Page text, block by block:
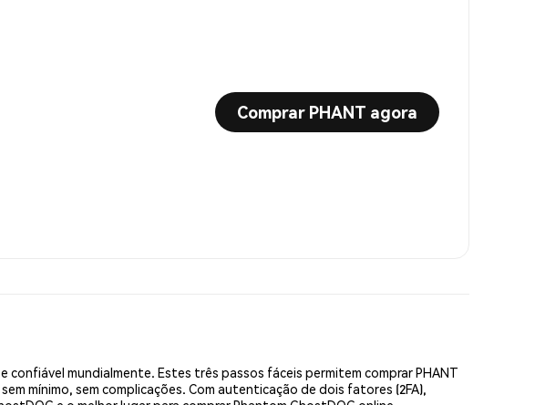
Comprar PHANT agora
confiável mundialmente. Estes três passos fáceis permitem comprar PHANT
mínimo, sem complicações. Com autenticação de dois fatores (2FA),